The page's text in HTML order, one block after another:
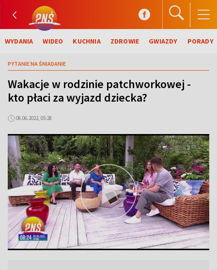
WYDANIA WIDEO KUCHNIA ZDROWIE GWIAZDY PORADY
PYTANIE NA ŚNIADANIE
Wakacje w rodzinie patchworkowej -
kto płaci za wyjazd dziecka?
08.06.2022, 05:28